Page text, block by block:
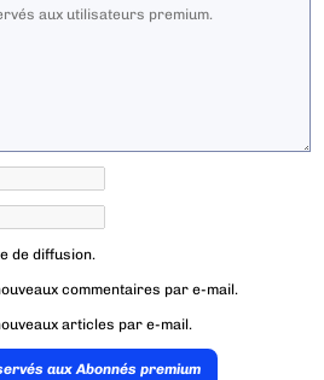
de diffusion.
commentaires par e-mail.
articles par e-mail.
aux Abonnés premium